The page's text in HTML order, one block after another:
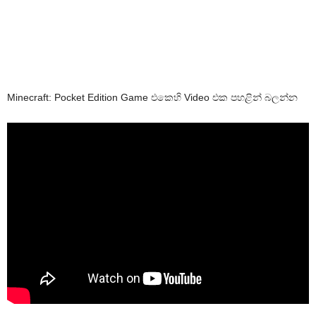
Minecraft: Pocket Edition Game එකෙහි Video එක පහළින් බලන්න